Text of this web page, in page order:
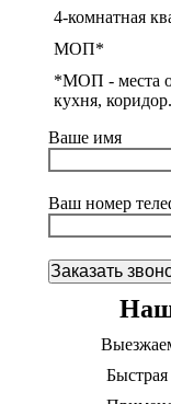
4-комнатная
МОП*
*МОП - места
кухня, коридор.
Ваше имя
Ваш номер